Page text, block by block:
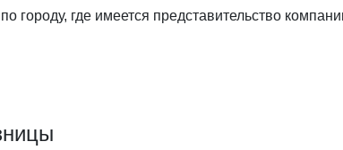
по городу, где имеется представительство